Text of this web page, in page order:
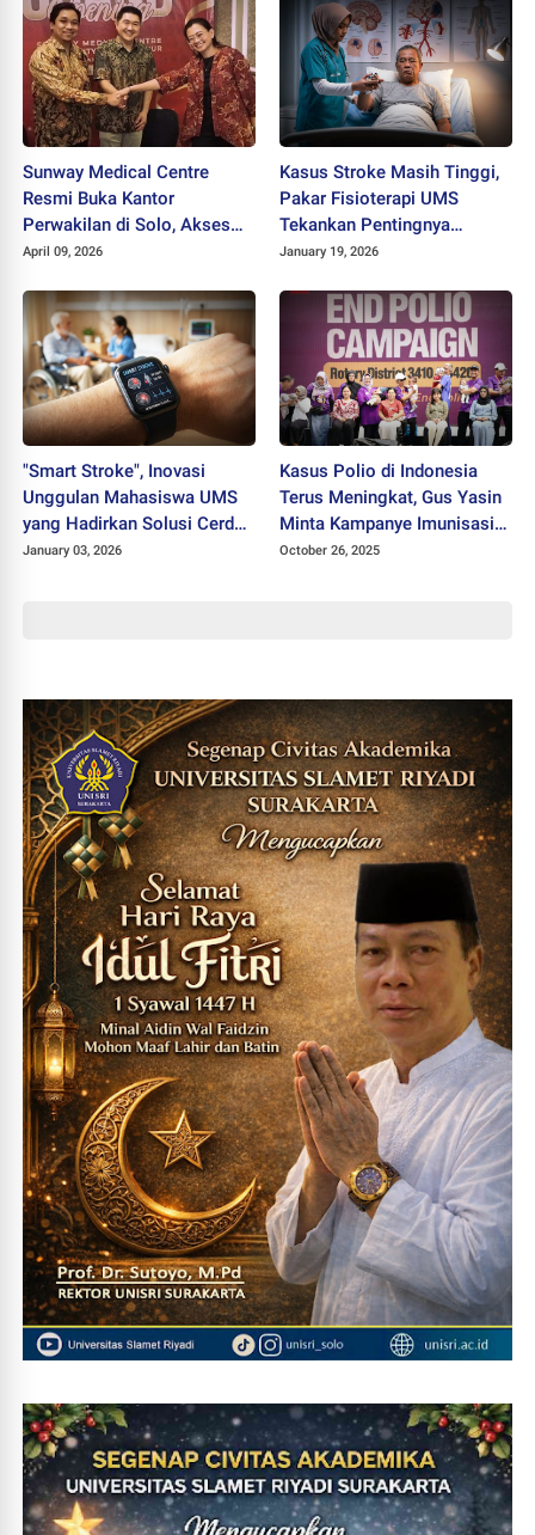
Sunway Medical Centre
Resmi Buka Kantor
Perwakilan di Solo, Akses
Layanan Kesehatan
Dekat
April 09, 2026
Kasus Stroke Masih Tinggi,
Pakar Fisioterapi UMS
Tekankan Pentingnya
Neurorestorasi Dini
January 19, 2026
"Smart Stroke", Inovasi
Unggulan Mahasiswa UMS
yang Hadirkan Solusi Cerdas
bagi Pasien Stroke
January 03, 2026
Kasus Polio di Indonesia
Terus Meningkat, Gus Yasin
Minta Kampanye Imunisasi
Digencarkan Kembali
October 26, 2025